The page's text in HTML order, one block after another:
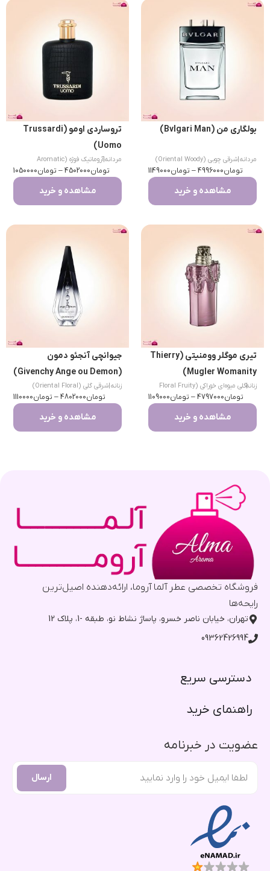
بولگاری من (Bvlgari Man)
مردانه شرقی چوبی (Oriental Woody)
تومان4996000
– تومان1149000
مشاهده و خرید
تروساردی اومو (Trussardi
Uomo)
مردانه|
آروماتیک فوژه (Aromatic
Fougere)
تومان4502000
– تومان1050000
مشاهده و خرید
تیری موگلر وومنیتی (Thierry
Mugler Womanity)
زنانه
|
گلی میوه‌ای خوراکی (Floral Fruity
Gourmand)
تومان4797000
– تومان1109000
مشاهده و خرید
جیوانچی آنجئو دمون
(Givenchy Ange ou Demon)
زنانه شرقی گلی (Oriental Floral)
تومان4802000
– تومان1110000
مشاهده و خرید
فروشگاه تخصصی عطر آلما آروما، ارائه‌دهنده اصیل‌ترین
رایحه‌ها
تهران، خیابان ناصر خسرو، پاساژ نشاط نو، طبقه -1، پلاک 12
09362426994
دسترسی سریع​
راهنمای خرید​
عضویت در خبرنامه
ارسال